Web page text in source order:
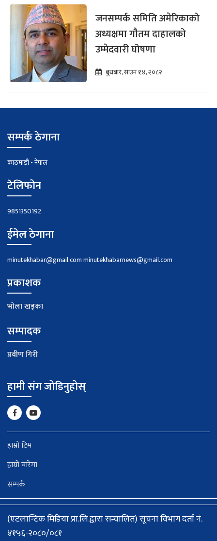
जनसम्पर्क समिति अमेरिकाको
अध्यक्षमा गौतम दाहालको
उम्मेदवारी घोषणा
बुधबार, साउन १४, २०८२
सम्पर्क ठेगाना
काठमाडौं - नेपाल
टेलिफोन
9851350192
ईमेल ठेगाना
minutekhabar@gmail.comminutekhabarnews@gmail.com
प्रकाशक
भाेला खड्का
सम्पादक
प्रवीण गिरी
हामी संग जोडिनुहोस्
हाम्रो टिम
हाम्रो बारेमा
सम्पर्क
(एटलान्टिक मिडिया प्रा.लि.द्वारा सन्चालित) सूचना विभाग दर्ता नं.
४१५६-२०८०/०८१